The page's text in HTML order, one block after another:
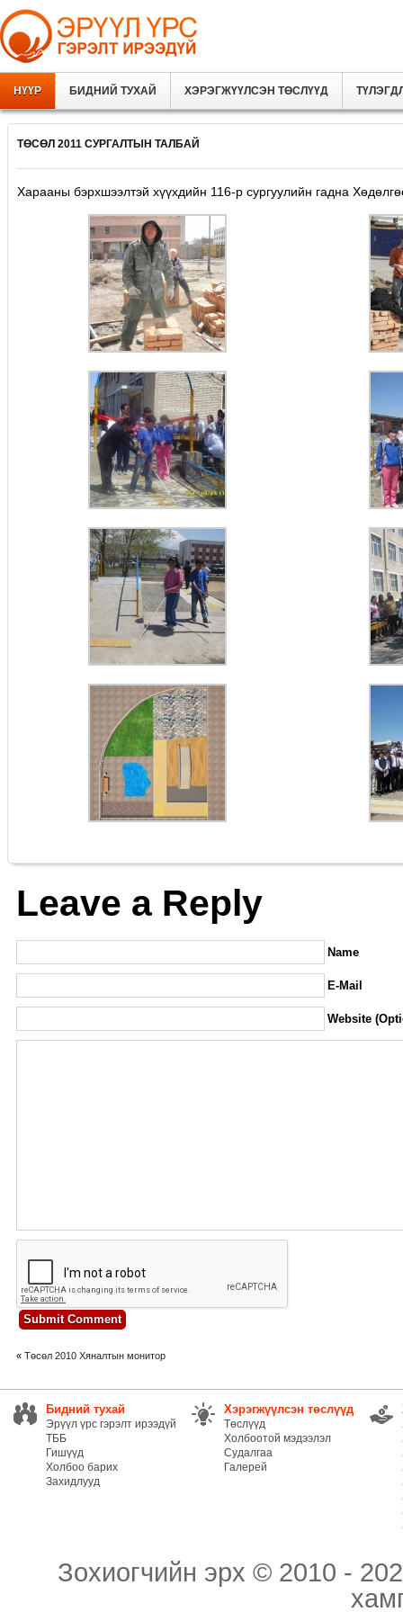
НҮҮР БИДНИЙ ТУХАЙ ХЭРЭГЖҮҮЛСЭН ТӨСЛҮҮД
ТӨСӨЛ 2011 СУРГАЛТЫН ТАЛБАЙ
Харааны бэрхшээлтэй хүүхдийн 116-р сургуулийн гадна
Leave a Reply
Name
E-Mail
Website
« Төсөл 2010 Хяналтын монитор
Бидний тухай
Эрүүл үрс гэрэлт ирээдүй
ТББ
Гишүүд
Холбоо барих
Захидлууд
Хэрэгжүүлсэн төслүүд
Төслүүд
Холбоотой мэдээлэл
Судалгаа
Галерей
Зохиогчийн эрх © 2010 -